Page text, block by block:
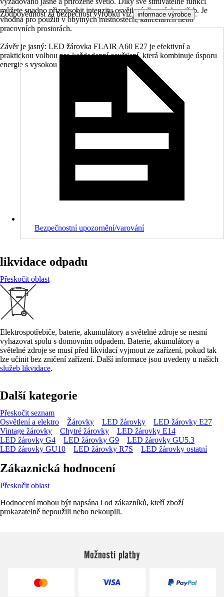
můžete snadno přizpůsobit intenzitu osvětlení dle svých potřeb. Je
vhodná pro použití v obytných místnostech, kancelářích nebo
pracovních prostorách.
Závěr je jasný: LED žárovka FLAIR A60 E27 je efektivní a
praktickou volbou pro každodenní osvětlení, která kombinuje úsporu
energie s vysokou kvalitou světla.
Zodpovědnost za bezpečnost výrobku viz informace výrobce .
Bezpečnostní upozornění/varování
likvidace odpadu
Přeskočit oblast
Elektrospotřebiče, baterie, akumulátory a světelné zdroje se nesmí
vyhazovat spolu s domovním odpadem. Baterie, akumulátory a
světelné zdroje se musí před likvidací vyjmout ze zařízení, pokud tak
lze učinit bez zničení zařízení. Další informace jsou uvedeny u našich
služeb likvidace.
Další kategorie
Přeskočit seznam
Osvětlení a elektro
Žárovky LED žárovky
LED žárovky E27
Vintage žárovky
Chytré žárovky
LED žárovky E14
LED žárovky G4
LED žárovky G9
LED žárovky GU5.3
LED žárovky GU10
LED žárovky R7S LED žárovky ostatní
Zákaznická hodnocení
Přeskočit oblast
Hodnocení mohou být napsána i od zákazníků, kteří zboží
prokazatelně nepoužili nebo nekoupili.
Možnosti platby